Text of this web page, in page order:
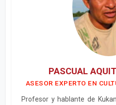
PASCUAL
ASESOR EXPERTO EN
Profesor y hablante de